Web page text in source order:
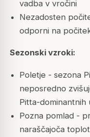
vadba v vročini
Nezadosten
odporni na
Sezonski vzroki:
Poletje - sezona
neposredno
Pitta-dominantnih
Pozna pomlad -
naraščajoča